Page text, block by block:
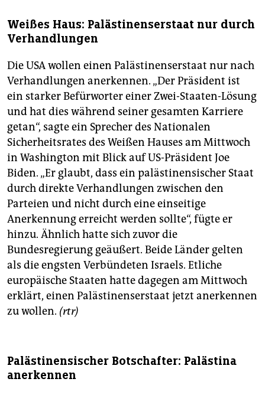
Weißes Haus: Palästinenserstaat nur durch
Verhandlungen
Die USA wollen einen Palästinenserstaat nur nach
Verhandlungen anerkennen. „Der Präsident ist
ein starker Befürworter einer Zwei-Staaten-Lösung
und hat dies während seiner gesamten Karriere
getan“, sagte ein Sprecher des Nationalen
Sicherheitsrates des Weißen Hauses am Mittwoch
in Washington mit Blick auf US-Präsident Joe
Biden. „Er glaubt, dass ein palästinensischer Staat
durch direkte Verhandlungen zwischen den
Parteien und nicht durch eine einseitige
Anerkennung erreicht werden sollte“, fügte er
hinzu. Ähnlich hatte sich zuvor die
Bundesregierung geäußert. Beide Länder gelten
als die engsten Verbündeten Israels. Etliche
europäische Staaten hatte dagegen am Mittwoch
erklärt, einen Palästinenserstaat jetzt anerkennen
zu wollen. (rtr)
Palästinensischer Botschafter: Palästina
anerkennen